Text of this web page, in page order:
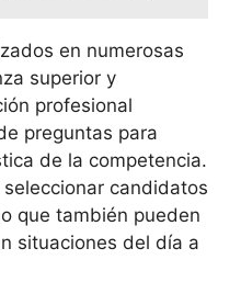
en numerosas
superior y
profesional
preguntas para
de la competencia.
candidatos
que también pueden
situaciones del día a